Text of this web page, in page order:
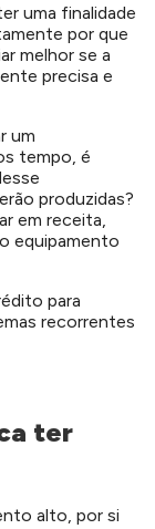
uma finalidade
por que
melhor se a
precisa e
um
tempo, é
produzidas?
em receita,
equipamento
para
recorrentes
ter
alto, por si